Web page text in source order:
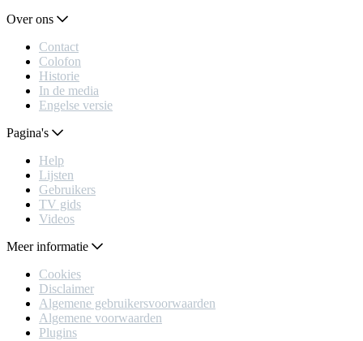
Over ons
Contact
Colofon
Historie
In de media
Engelse versie
Pagina's
Help
Lijsten
Gebruikers
TV gids
Videos
Meer informatie
Cookies
Disclaimer
Algemene gebruikersvoorwaarden
Algemene voorwaarden
Plugins